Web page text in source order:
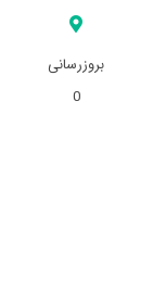
بروزرسانی
0